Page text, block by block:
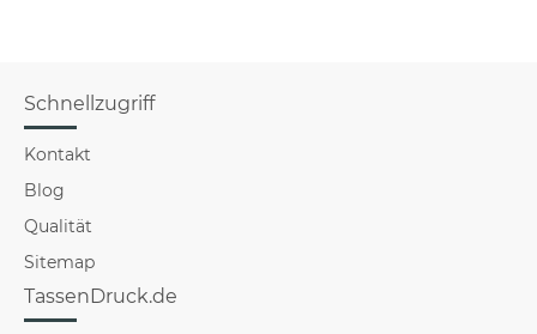
Schnellzugriff
Kontakt
Blog
Qualität
Sitemap
TassenDruck.de